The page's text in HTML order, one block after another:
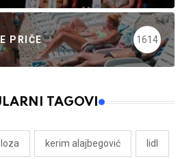
PRIČE 1614
TAGOVI
kerim alajbegović lidl